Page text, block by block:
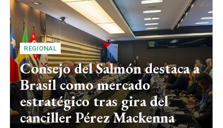
REGIONAL
Consejo del Salmón destaca a
Brasil como mercado
estratégico tras gira del
canciller Pérez Mackenna